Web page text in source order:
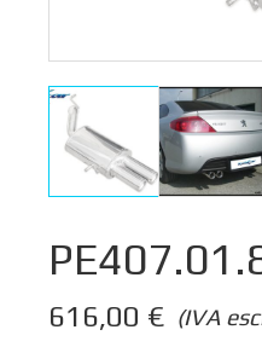
(IVA
616,00 €